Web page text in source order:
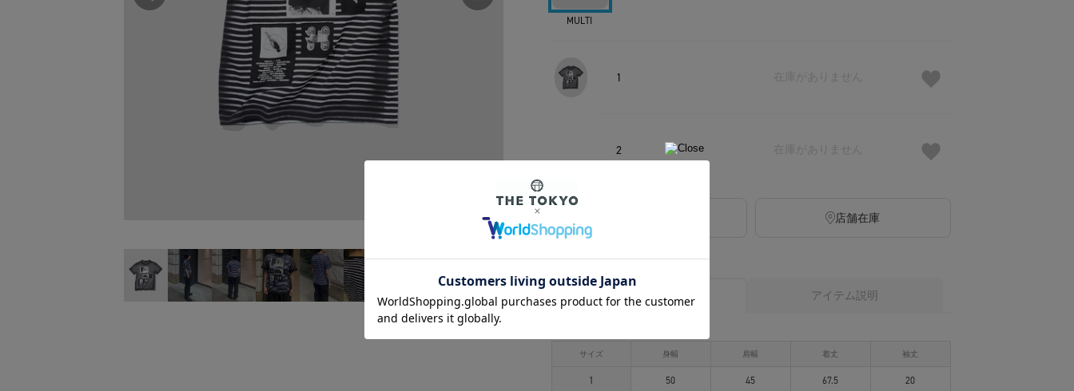
MULTI
1
2
店舗在庫
アイテムサイズ アイテム説明
サイズ 身幅 肩幅 着丈 袖丈
1 50 45 67.5 20